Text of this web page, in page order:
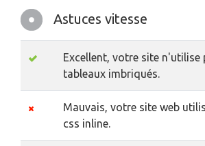
Astuces vitesse
Excellent, votre site n'utilise
tableaux imbriqués.
Mauvais, votre site web
css inline.